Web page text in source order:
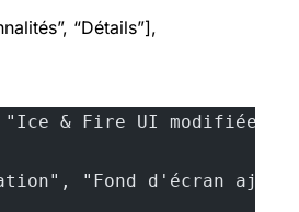
“Détails”],
& Fire UI modifiée
"Fond d'écran